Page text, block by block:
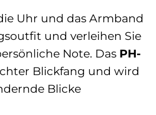
Uhr und das Armband
und verleihen Sie
Note. Das PH-
Blickfang und wird
Blicke